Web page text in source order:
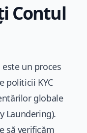
Contul
un proces
politicii KYC
globale
Laundering).
să verificăm